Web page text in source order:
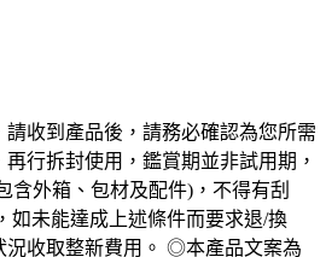
收到產品後，請務必確認為您所需
行拆封使用，鑑賞期並非試用期，
含外箱、包材及配件)，不得有刮
如未能達成上述條件而要求退/換
況收取整新費用。 ◎本產品文案為